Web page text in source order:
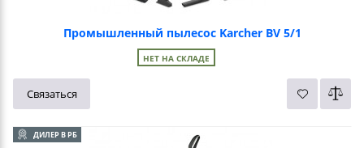
Промышленный пылесос Karcher BV 5/1
НЕТ НА СКЛАДЕ
Связаться
ДИЛЕР В РБ